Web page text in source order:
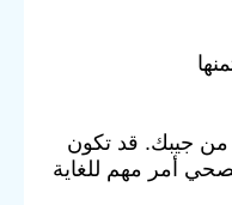
من جيبك. قد تكون
أمر مهم للغاية